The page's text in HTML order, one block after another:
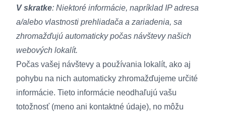
V skratke: Niektoré informácie, napríklad IP adresa
a/alebo vlastnosti prehliadača a zariadenia, sa
zhromažďujú automaticky počas návštevy našich
webových lokalít.
Počas vašej návštevy a používania lokalít, ako aj
pohybu na nich automaticky zhromažďujeme určité
informácie. Tieto informácie neodhaľujú vašu
totožnosť (meno ani kontaktné údaje), no môžu